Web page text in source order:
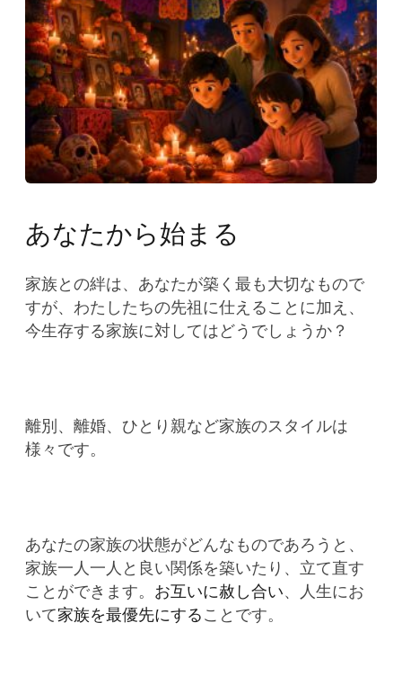
あなたから始まる
家族との絆は、あなたが築く最も大切なもので
すが、わたしたちの先祖に仕えることに加え、
今生存する家族に対してはどうでしょうか？
離別、離婚、ひとり親など家族のスタイルは
様々です。
あなたの家族の状態がどんなものであろうと、
家族一人一人と良い関係を築いたり、立て直す
ことができます。 お互いに赦し合い、人生にお
いて家族を最優先にする ことです。